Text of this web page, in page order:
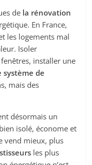
de la rénovation
En France,
les logements mal
Isoler
installer une
système de
mais des
désormais un
isolé, économe et
vend mieux, plus
les plus